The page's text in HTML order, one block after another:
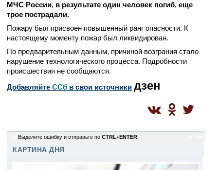
МЧС России, в результате один человек погиб, еще
трое пострадали.
Пожару был присвоен повышенный ранг опасности. К
настоящему моменту пожар был ликвидирован.
По предварительным данным, причиной возграния стало
нарушение технологического процесса. Подробности
происшествия не сообщаются.
Добавляйте CСб в свои источники дзен
Выделите ошибку и отправьте по CTRL+ENTER
КАРТИНА ДНЯ